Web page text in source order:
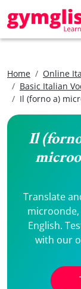
Home
Online
Basic Italian
Il (forno a)
Il
Translate
English.
with our